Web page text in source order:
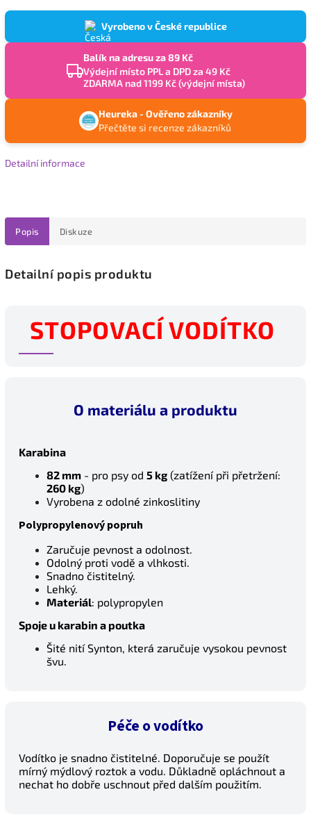
Vyrobeno v České republice
Balík na adresu za 89 Kč
Výdejní místo PPL a DPD za 49 Kč
ZDARMA nad 1199 Kč (výdejní místa)
Heureka - Ověřeno zákazníky
Přečtěte si recenze zákazníků
Detailní informace
Popis Diskuze
Detailní popis produktu
STOPOVACÍ VODÍTKO
O materiálu a produktu
Karabina
82 mm - pro psy od 5 kg (zatížení při přetržení:
260 kg)
Vyrobena z odolné zinkoslitiny
Polypropylenový popruh
Zaručuje pevnost a odolnost.
Odolný proti vodě a vlhkosti.
Snadno čistitelný.
Lehký.
Materiál: polypropylen
Spoje u karabin a poutka
Šité nití Synton, která zaručuje vysokou pevnost
švu.
Péče o vodítko
Vodítko je snadno čistitelné. Doporučuje se použít
mírný mýdlový roztok a vodu. Důkladně opláchnout a
nechat ho dobře uschnout před dalším použitím.